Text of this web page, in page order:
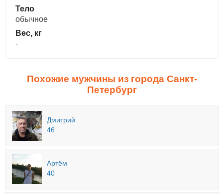
Тело
обычное
Вес, кг
-
Похожие мужчины из города Санкт-
Петербург
Дмитрий
46
Артём
40